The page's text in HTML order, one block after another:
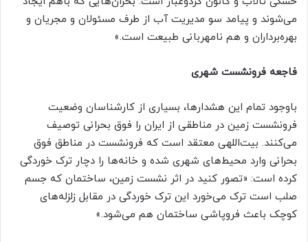
می‌شوند و پیامد سو مدیریت آب از طرف مسئولان و مجریان و
بهره‌برداران و هم نامهربانی طبیعت است.»
فاجعه فرونشست شهری
باوجود تمام این هشدارها، بسیاری از کارشناسان وضعیت
فرونشست زمین در مناطقی از ایران را فوق بحرانی توصیف
می‌کنند. بیت‌اللهی معتقد است که فرونشست در مناطق فوق
بحرانی وارد محیط‌های شهری شده و خانه‌ها را دچار ترک خوردگی
کرده است: «تصور کنید در اثر نشست زمین، ساختمان که جسم
صلب است ترک می‌خورد این ترک خوردگی در مقابل زلزله‌های
کوچک باعث فروپاشی ساختمان هم می‌شود.»